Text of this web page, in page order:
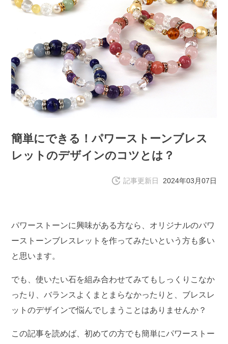
簡単にできる！パワーストーンブレス
レットのデザインのコツとは？
記事更新日 2024年03月07日
パワーストーンに興味がある方なら、オリジナルのパワ
ーストーンブレスレットを作ってみたいという方も多い
と思います。
でも、使いたい石を組み合わせてみてもしっくりこなか
ったり、バランスよくまとまらなかったりと、ブレスレ
ットのデザインで悩んでしまうことはありませんか？
この記事を読めば、初めての方でも簡単にパワーストー